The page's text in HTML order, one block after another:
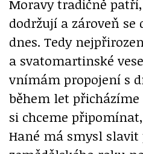
Moravy tradičně
dodržují a zároveň
dnes. Tedy
a svatomartinské
vnímám propojení s
během let
si chceme
Hané má smysl